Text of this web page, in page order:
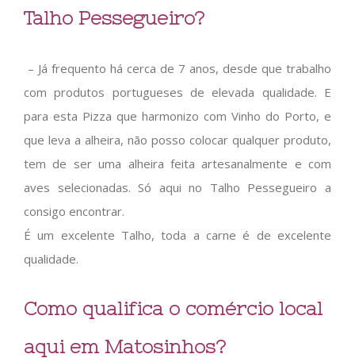
Talho Pessegueiro?
– Já frequento há cerca de 7 anos, desde que trabalho
com produtos portugueses de elevada qualidade. E
para esta Pizza que harmonizo com Vinho do Porto, e
que leva a alheira, não posso colocar qualquer produto,
tem de ser uma alheira feita artesanalmente e com
aves selecionadas. Só aqui no Talho Pessegueiro a
consigo encontrar.
É um excelente Talho, toda a carne é de excelente
qualidade.
Como qualifica o comércio local
aqui em Matosinhos?